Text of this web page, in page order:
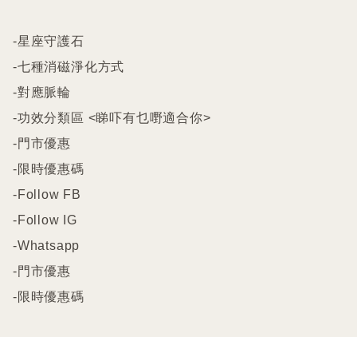
-星座守護石
-七種消磁淨化方式
-對應脈輪
-功效分類區 <睇吓有乜嘢適合你>
-門市優惠
-限時優惠碼
-Follow FB
-Follow IG
-Whatsapp
-門市優惠
-限時優惠碼